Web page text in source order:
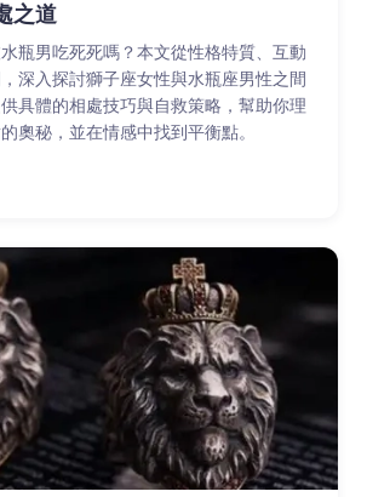
之道
瓶男吃死死嗎？本文從性格特質、互動
深入探討獅子座女性與水瓶座男性之間
具體的相處技巧與自救策略，幫助你理
奧秘，並在情感中找到平衡點。